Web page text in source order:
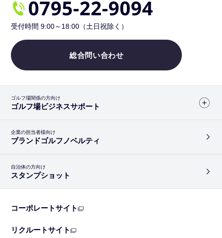
受付時間 9:00～18:00（土日祝除く）
総合問い合わせ
ゴルフ場関係の方向け
ゴルフ場ビジネスサポート
企業の担当者様向け
ブランドゴルフノベルティ
自治体の方向け
スタンプショット
コーポレートサイト
リクルートサイト